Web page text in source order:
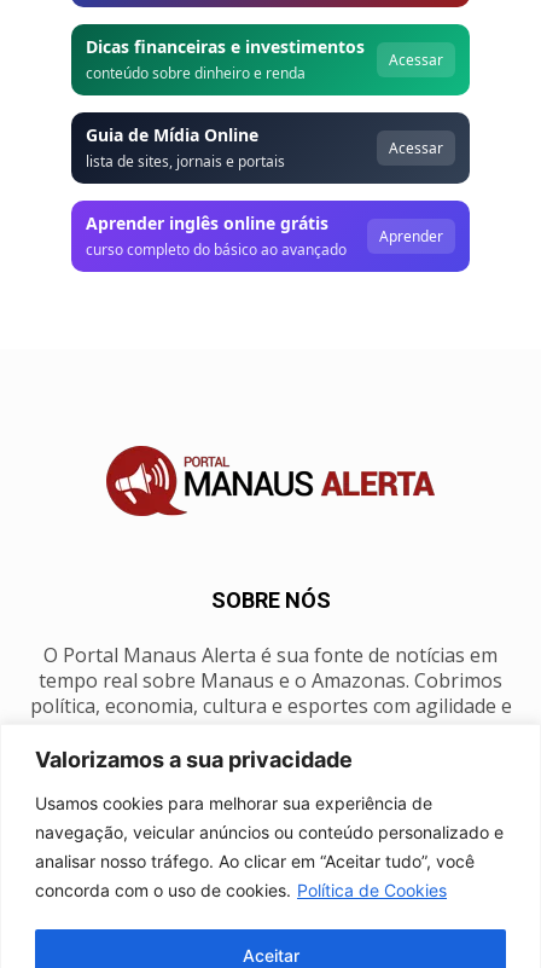
Valorizamos a sua privacidade
Usamos cookies para melhorar sua experiência de
navegação, veicular anúncios ou conteúdo personalizado e
analisar nosso tráfego. Ao clicar em “Aceitar tudo”, você
concorda com o uso de cookies. Política de Cookies
Aceitar
Dicas financeiras e investimentos
conteúdo sobre dinheiro e renda
Acessar
Guia de Mídia Online
lista de sites, jornais e portais
Acessar
Aprender inglês online grátis
curso completo do básico ao avançado
Aprender
SOBRE NÓS
O Portal Manaus Alerta é sua fonte de notícias em
tempo real sobre Manaus e o Amazonas. Cobrimos
política, economia, cultura e esportes com agilidade e
SIGA-NOS